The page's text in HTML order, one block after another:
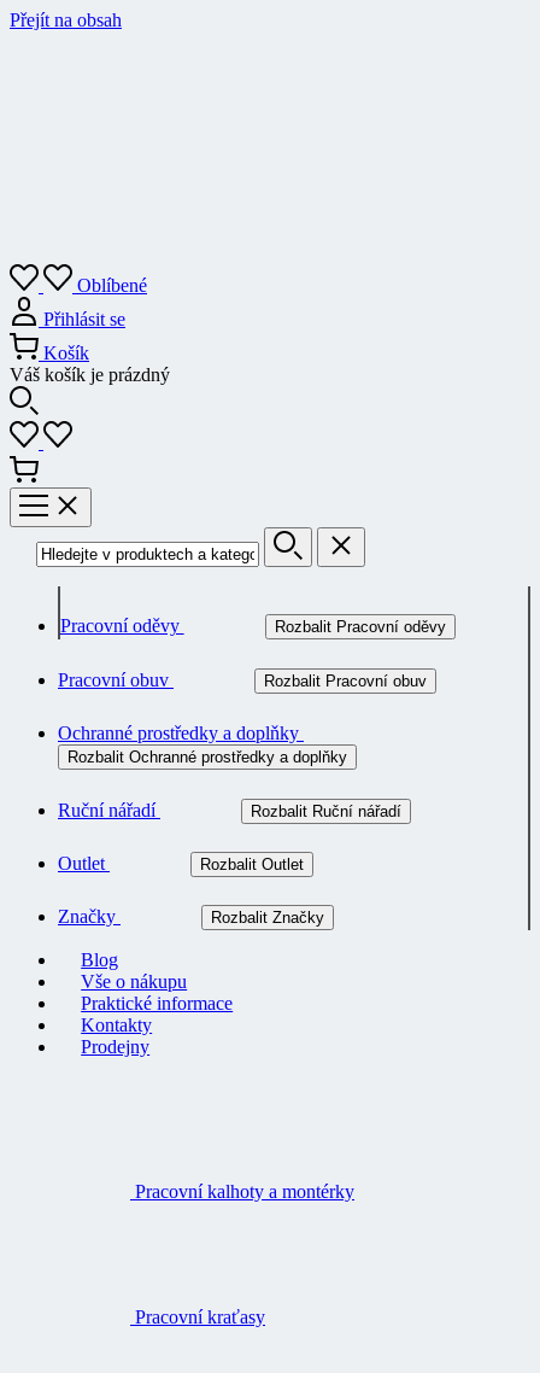
Přejít na obsah
Oblíbené
Přihlásit se
Košík
Váš košík je prázdný
Pracovní oděvy Rozbalit Pracovní oděvy
Pracovní obuv Rozbalit Pracovní obuv
Ochranné prostředky a doplňky
Rozbalit Ochranné prostředky a doplňky
Ruční nářadí Rozbalit Ruční nářadí
Outlet Rozbalit Outlet
Značky Rozbalit Značky
Blog
Vše o nákupu
Praktické informace
Kontakty
Prodejny
Pracovní kalhoty a montérky
Pracovní kraťasy